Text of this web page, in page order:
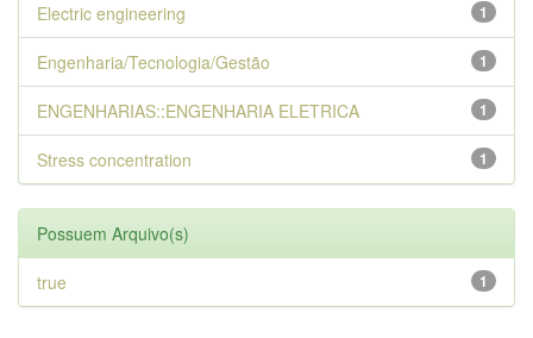
1
Electric engineering
1
Engenharia/Tecnologia/Gestão
1
ENGENHARIAS::ENGENHARIA ELETRICA
1
Stress concentration
Possuem Arquivo(s)
1
true